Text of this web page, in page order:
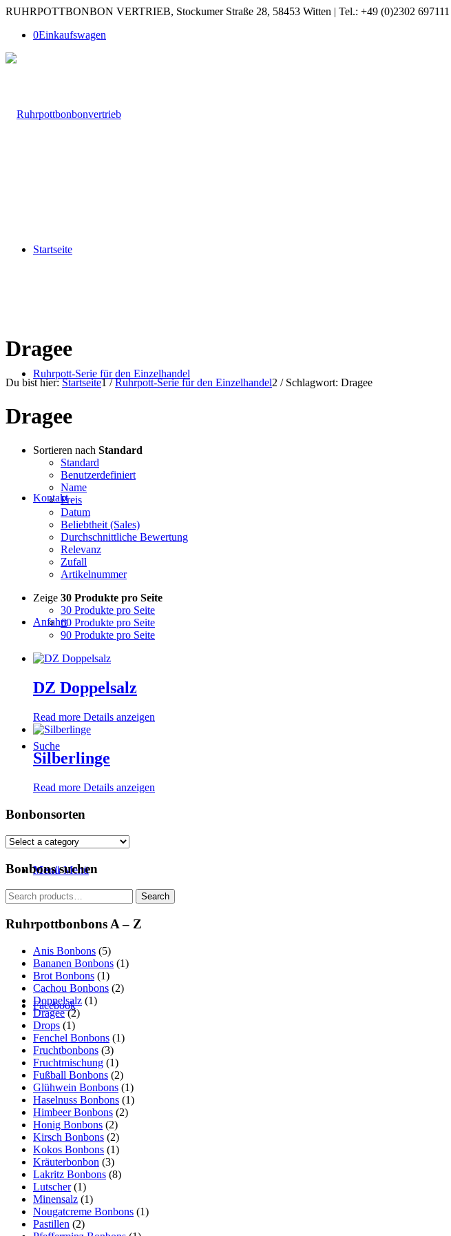
RUHRPOTTBONBON VERTRIEB, Stockumer Straße 28, 58453 Witten | Tel.: +49 (0)2302
0Einkaufswagen
Startseite
Ruhrpott-Serie für den Einzelhandel
Kontakt
Anfahrt
Suche
Menü Menü
Facebook
Dragee
Du bist hier: Startseite1 / Ruhrpott-Serie für den Einzelhandel2 / Schlagwort: Dragee
Dragee
Sortieren nach Standard
Standard
Benutzerdefiniert
Name
Preis
Datum
Beliebtheit (Sales)
Durchschnittliche Bewertung
Relevanz
Zufall
Artikelnummer
Zeige 30 Produkte pro Seite
30 Produkte pro Seite
60 Produkte pro Seite
90 Produkte pro Seite
DZ Doppelsalz
Read more Details anzeigen
Silberlinge
Read more Details anzeigen
Bonbonsorten
Bonbons suchen
Search
for:
Search
Ruhrpottbonbons A – Z
Anis Bonbons (5)
Bananen Bonbons (1)
Brot Bonbons (1)
Cachou Bonbons (2)
Doppelsalz (1)
Dragee (2)
Drops (1)
Fenchel Bonbons (1)
Fruchtbonbons (3)
Fruchtmischung (1)
Fußball Bonbons (2)
Glühwein Bonbons (1)
Haselnuss Bonbons (1)
Himbeer Bonbons (2)
Honig Bonbons (2)
Kirsch Bonbons (2)
Kokos Bonbons (1)
Kräuterbonbon (3)
Lakritz Bonbons (8)
Lutscher (1)
Minensalz (1)
Nougatcreme Bonbons (1)
Pastillen (2)